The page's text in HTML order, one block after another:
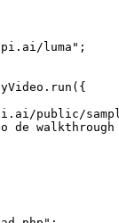
luma";
public/
de